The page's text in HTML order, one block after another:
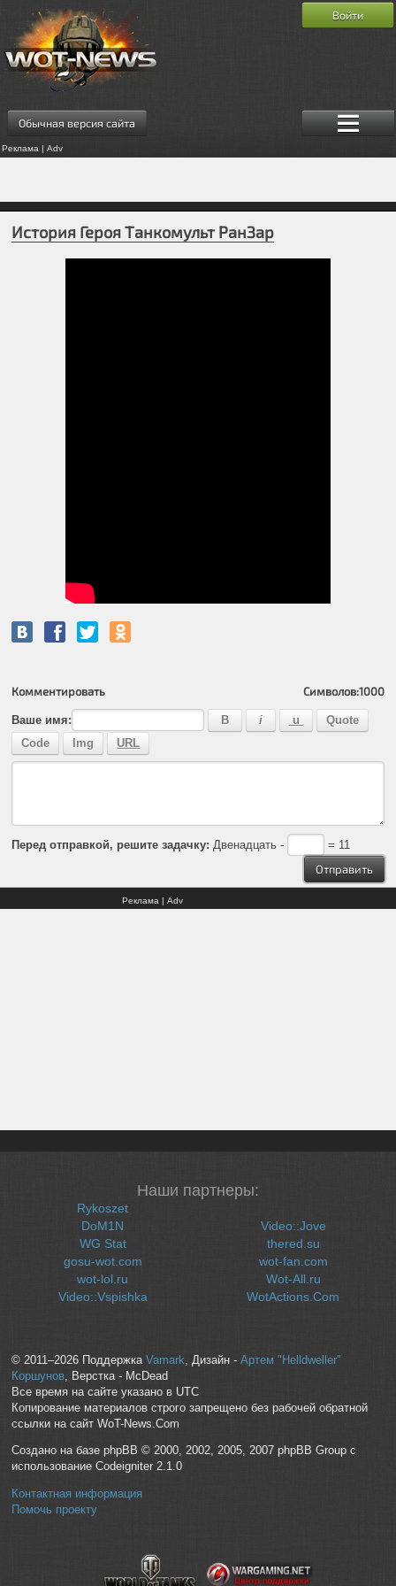
Обычная версия сайта
Реклама | Adv
Войти
История Героя Танкомульт РанЗар
Комментировать Символов:1000
Ваше имя:
Перед отправкой, решите задачку: Двенадцать - = 11
Реклама | Adv
Наши партнеры:
Rykoszet
DoM1N
WG Stat
gosu-wot.com
wot-lol.ru
Video::Vspishka
Video::Jove
thered.su
wot-fan.com
Wot-All.ru
WotActions.Com
© 2011–2026 Поддержка Vamark, Дизайн - Артем "Helldweller"
Коршунов, Верстка - McDead
Все время на сайте указано в UTC
Копирование материалов строго запрещено без рабочей обратной
ссылки на сайт WoT-News.Com
Создано на базе phpBB © 2000, 2002, 2005, 2007 phpBB Group с
использование Codeigniter 2.1.0
Контактная информация
Помочь проекту